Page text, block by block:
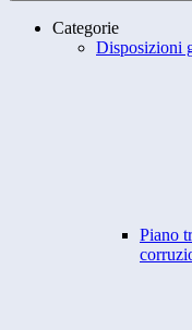
Categorie
Disposizioni
Piano